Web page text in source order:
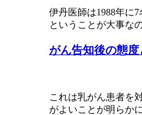
伊丹医師は1988年に
ということが大事な
がん告知後の態
これは乳がん患者を
がよいことが明らか